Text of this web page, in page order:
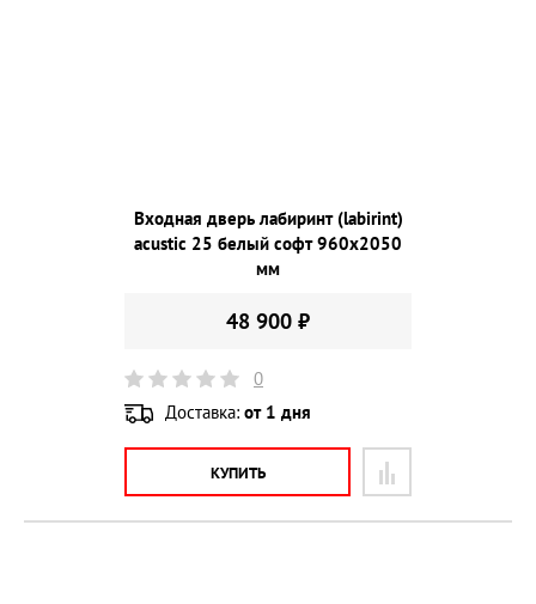
Входная дверь лабиринт (labirint)
acustic 25 белый софт 960х2050
мм
48 900 ₽
0
Доставка: от 1 дня
КУПИТЬ